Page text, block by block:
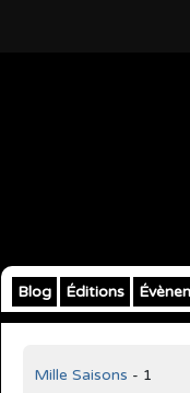
Blog Éditions
Mille Saisons - 1